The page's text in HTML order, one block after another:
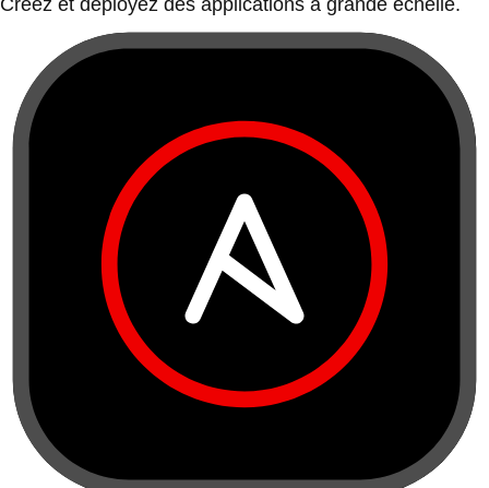
Créez et déployez des applications à grande échelle.